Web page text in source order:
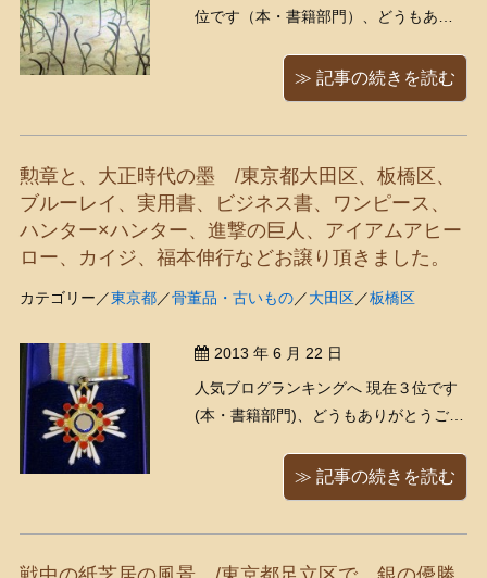
位です（本・書籍部門）、どうもあり
で１件買い取りがあり、でも少量の買
い取りでサクッと早く終わったので、
ちゃ近場やん！( ...
≫ 記事の続きを読む
勲章と、大正時代の墨 /東京都大田区、板橋区、
ブルーレイ、実用書、ビジネス書、ワンピース、
ハンター×ハンター、進撃の巨人、アイアムアヒー
ロー、カイジ、福本伸行などお譲り頂きました。
カテゴリー／東京都／骨董品・古いもの／大田区／板橋区
2013 年 6 月 22 日
人気ブログランキングへ 現在３位です
(本・書籍部門)、どうもありがとうござ
すよ～！ ひとくちに勲章といっても
様々な種類があり、華やかな色合いの
≫ 記事の続きを読む